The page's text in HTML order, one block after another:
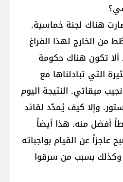
هناك لجنة خماسية.
الخارج لهذا الفراغ
ألا تكون هناك حكومة
التي تبادلناها مع
ميقاتي. النتيجة اليوم
وإلا كيف يُمدّد لقائد
20 ضابطاً أفضل منه. هذا أيضاً
عن القيام بواجباته
وكذلك بسبب من سرقوا